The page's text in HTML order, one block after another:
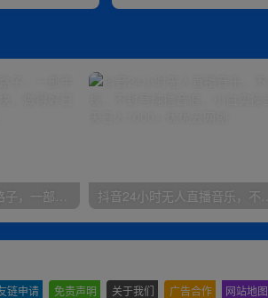
小红书最新拉新野路子，一部手机即可操作，一单15块，做得好日入2000+ 抖音24小时无人直播音乐
链申请 免责声明 关于我们 广告合作 网站地图